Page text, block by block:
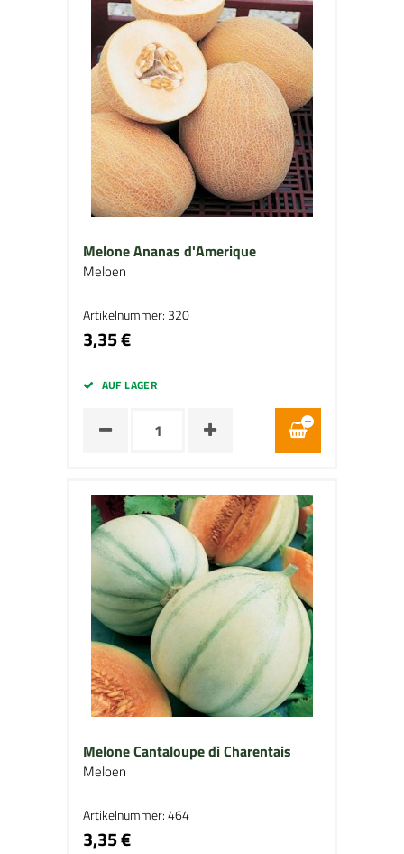
Melone Ananas d'Amerique
Meloen
Artikelnummer: 320
3,35 €
AUF LAGER
Melone Cantaloupe di Charentais
Meloen
Artikelnummer: 464
3,35 €